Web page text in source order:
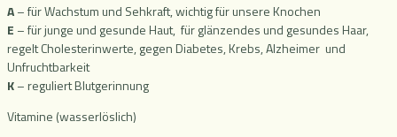
A– für Wachstum und Sehkraft, wichtig für unsere Knochen
E – für junge und gesunde Haut, für glänzendes und gesundes Haar,
regelt Cholesterinwerte, gegen Diabetes, Krebs, Alzheimer und
Unfruchtbarkeit
K– reguliert Blutgerinnung
Vitamine (wasserlöslich)